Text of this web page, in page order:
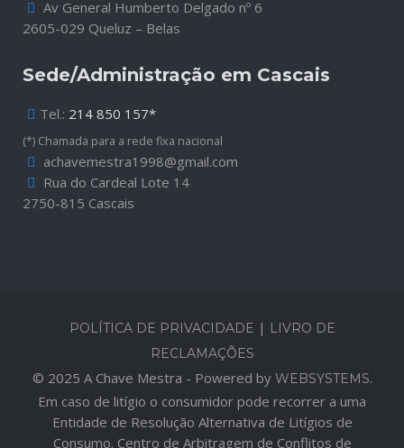
Av General Humberto Delgado nº 6
2605-029 Queluz – Belas
Sede/Administração em Cascais
Tel.: 214 850 157*
(*) Chamada para a rede fixa nacional
achavemestra1998@gmail.com
Rua do Cardeal Lote 14
2750-815 Cascais
POLÍTICA DE PRIVACIDADE | LIVRO DE
RECLAMAÇÕES
© 2025 A Chave Mestra - Powered by WEBSYSTEMS.
Em caso de litígio o consumidor pode recorrer a uma
Entidade de Resolução Alternativa de Litígios de
Consumo. Centro de Arbitragem de Conflitos de